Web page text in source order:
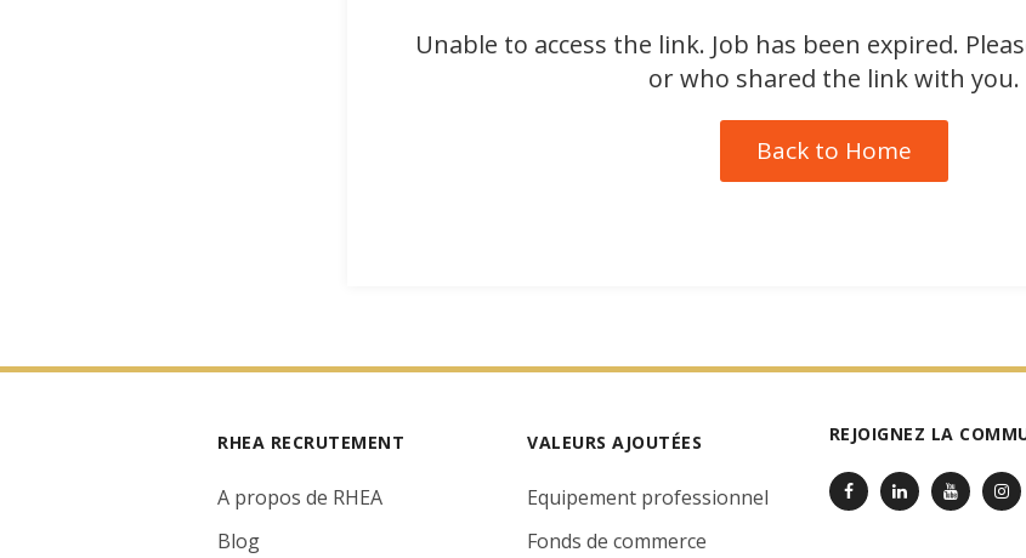
Unable to access the link. Job has been expired.
or who shared the link with you.
Back to Home
RHEA RECRUTEMENT
A propos de RHEA
Blog
VALEURS AJOUTÉES
Equipement professionnel
Fonds de commerce
REJOIGNEZ LA